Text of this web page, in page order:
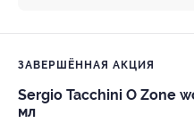
ЗАВЕРШЁННАЯ АКЦИЯ
Sergio Tacchini O Zone
мл